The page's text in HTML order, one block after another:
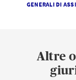
GENERALI DI
Altre